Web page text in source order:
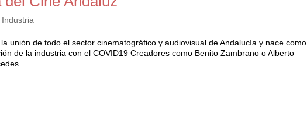
Industria
unión de todo el sector cinematográfico y audiovisual de Andalucía y nace como
de la industria con el COVID19 Creadores como Benito Zambrano o Alberto